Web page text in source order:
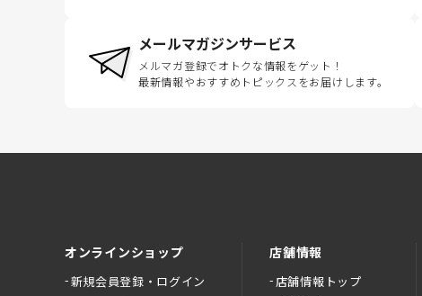
メールマガジンサービス
メルマガ登録でオトクな情報をゲット！
最新情報やおすすめトピックスをお届けします。
オンラインショップ
新規会員登録・ログイン
店舗情報
店舗情報トップ